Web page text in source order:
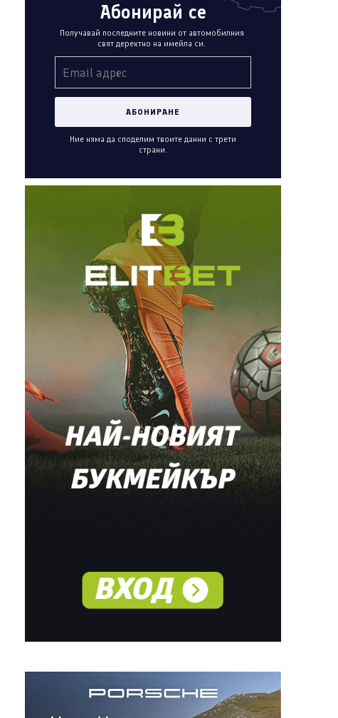
Абонирай се
Получавай последните новини от автомобилния
свят деректно на имейла си.
Ние няма да споделим твоите данни с трети
страни.